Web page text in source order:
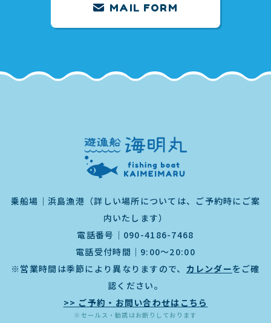
MAIL FORM
乗船場｜浜島漁港（詳しい場所については、ご予約時にご案
内いたします）
電話番号｜ 090-4186-7468
電話受付時間｜9:00～20:00
※営業時間は季節により異なりますので、 カレンダーをご確
認ください。
>> ご予約・お問い合わせはこちら
※セールス・勧誘はお断りしております